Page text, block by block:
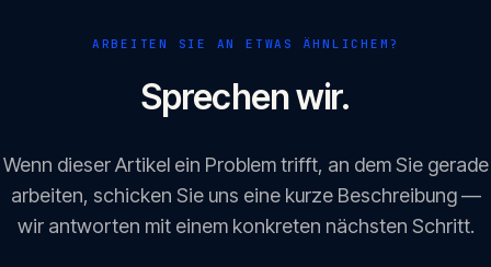
ARBEITEN SIE AN ETWAS ÄHNLICHEM?
Sprechen wir.
Wenn dieser Artikel ein Problem trifft, an dem Sie gerade
arbeiten, schicken Sie uns eine kurze Beschreibung —
wir antworten mit einem konkreten nächsten Schritt.